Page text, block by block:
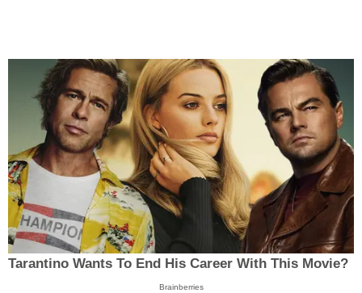
Tarantino Wants To End His Career With This Movie?
Brainberries